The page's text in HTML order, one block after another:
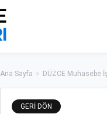
Ana Sayfa > DÜZCE Muhasebe
GERİ DÖN